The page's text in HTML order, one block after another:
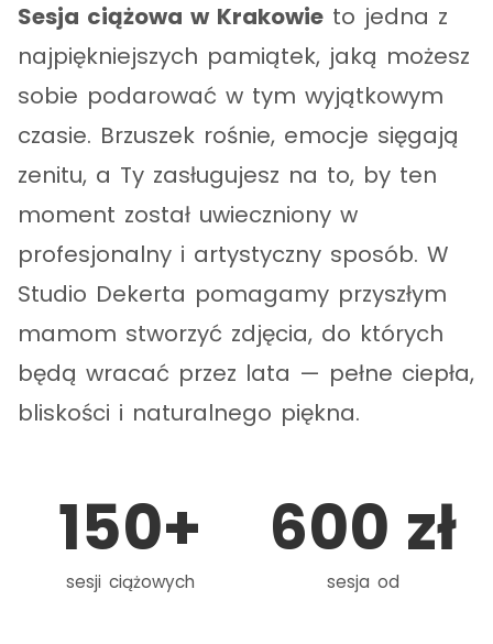
Sesja ciążowa w Krakowie to jedna z
najpiękniejszych pamiątek, jaką możesz
sobie podarować w tym wyjątkowym
czasie. Brzuszek rośnie, emocje sięgają
zenitu, a Ty zasługujesz na to, by ten
moment został uwieczniony w
profesjonalny i artystyczny sposób. W
Studio Dekerta pomagamy przyszłym
mamom stworzyć zdjęcia, do których
będą wracać przez lata — pełne ciepła,
bliskości i naturalnego piękna.
150+
sesji ciążowych
600 zł
sesja od